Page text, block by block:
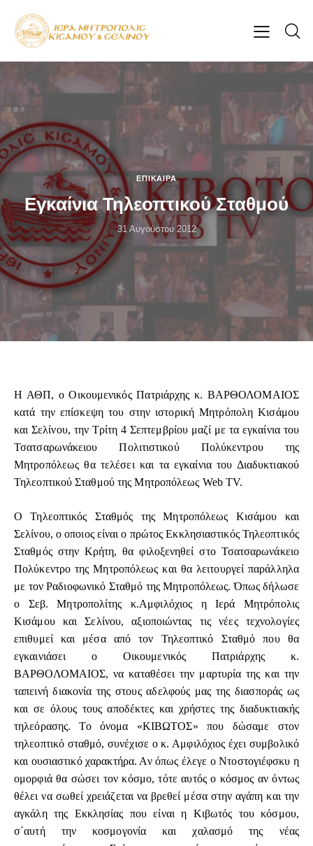
ΕΠΊΚΑΙΡΑ
Εγκαίνια Τηλεοπτικού Σταθμού
31 Αυγούστου 2012
Η ΑΘΠ, ο Οικουμενικός Πατριάρχης κ. ΒΑΡΘΟΛΟΜΑΙΟΣ
κατά την επίσκεψη του στην ιστορική Μητρόπολη Κισάμου
και Σελίνου, την Τρίτη 4 Σεπτεμβρίου μαζί με τα εγκαίνια του
Τσατσαρωνάκειου Πολιτιστικού Πολύκεντρου της
Μητροπόλεως θα τελέσει και τα εγκαίνια του Διαδυκτιακού
Τηλεοπτικού Σταθμού της Μητροπόλεως Web TV.
Ο Τηλεοπτικός Σταθμός της Μητροπόλεως Κισάμου και
Σελίνου, ο οποιος είναι ο πρώτος Εκκλησιαστικός Τηλεοπτικός
Σταθμός στην Κρήτη, θα φιλοξενηθεί στο Τσατσαρωνάκειο
Πολύκεντρο της Μητροπόλεως και θα λειτουργεί παράλληλα
με τον Ραδιοφωνικό Σταθμό της Μητροπόλεως. Όπως δήλωσε
ο Σεβ. Μητροπολίτης κ.Αμφιλόχιος η Ιερά Μητρόπολις
Κισάμου και Σελίνου, αξιοποιώντας τις νέες τεχνολογίες
επιθυμεί και μέσα από τον Τηλεοπτικό Σταθμό που θα
εγκαινιάσει ο Οικουμενικός Πατριάρχης κ.
ΒΑΡΘΟΛΟΜΑΙΟΣ, να καταθέσει την μαρτυρία της και την
ταπεινή διακονία της στους αδελφούς μας της διασποράς ως
και σε όλους τους αποδέκτες και χρήστες της διαδυκτιακής
τηλεόρασης. Το όνομα «ΚΙΒΩΤΟΣ» που δώσαμε στον
τηλεοπτικό σταθμό, συνέχισε ο κ. Αμφιλόχιος έχει συμβολικό
και ουσιαστικό χαρακτήρα. Αν όπως έλεγε ο Ντοστογιέφσκυ η
ομορφιά θα σώσει τον κόσμο, τότε αυτός ο κόσμος αν όντως
θέλει να σωθεί χρειάζεται να βρεθεί μέσα στην αγάπη και την
αγκάλη της Εκκλησίας που είναι η Κιβωτός του κόσμου,
σ΄αυτή την κοσμογονία και χαλασμό της νέας